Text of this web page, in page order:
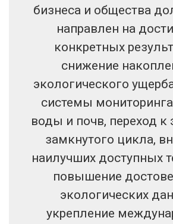
бизнеса и общества
направлен на
конкретных
снижение
экологического
системы
воды и почв, переход к
замкнутого цикла,
наилучших доступных
повышение
экологических
укрепление